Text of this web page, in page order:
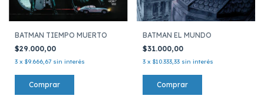
BATMAN TIEMPO MUERTO
$29.000,00
3 x $9.666,67 sin interés
BATMAN EL MUNDO
$31.000,00
3 x $10.333,33 sin interés